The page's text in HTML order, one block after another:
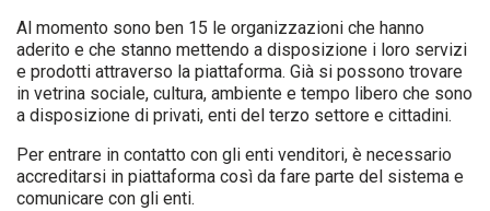
Al momento sono ben 15 le organizzazioni che hanno
aderito e che stanno mettendo a disposizione i loro servizi
e prodotti attraverso la piattaforma. Già si possono trovare
in vetrina sociale, cultura, ambiente e tempo libero che sono
a disposizione di privati, enti del terzo settore e cittadini.
Per entrare in contatto con gli enti venditori, è necessario
accreditarsi in piattaforma così da fare parte del sistema e
comunicare con gli enti.